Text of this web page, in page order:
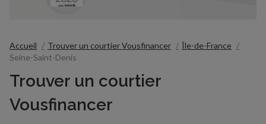
Accueil Trouver un courtier Vousfinancer
Île-de-France
Seine-Saint-Denis
Trouver un courtier
Vousfinancer